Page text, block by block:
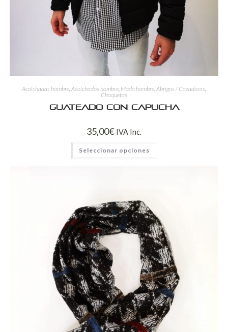
Acolchadas hombre,Acolchados hombre, Moda hombre,Abrigos / Cazadoras,
Chaquetas
Guateado con capucha
35,00€ IVA Inc.
Seleccionar opciones